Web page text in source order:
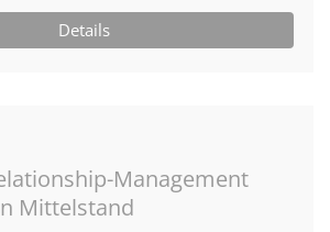
Details
Management
Mittelstand